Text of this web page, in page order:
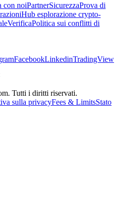
con noiPartnerSicurezzaProva di
Hub esplorazione crypto-
VerificaPolitica sui conflitti di
FacebookLinkedinTradingView
Tutti i diritti riservati.
sulla privacyFees & LimitsStato